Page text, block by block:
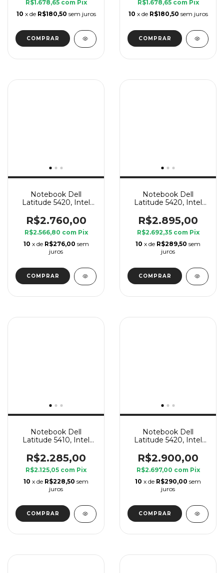
R$1.678,65 com Pix
10 x de R$180,50 sem juros
R$1.678,65 com Pix
10 x de R$180,50 sem juros
Notebook Dell
Latitude 5420, Intel
GB Ram, SSD 240 GB
R$2.760,00
R$2.566,80 com Pix
10 x de R$276,00 sem
juros
Notebook Dell
Latitude 5420, Intel
GB Ram, SSD 240 GB
R$2.895,00
R$2.692,35 com Pix
10 x de R$289,50 sem
juros
Notebook Dell
Latitude 5410, Intel
GB Ram, SSD 240 GB
R$2.285,00
R$2.125,05 com Pix
10 x de R$228,50 sem
juros
Notebook Dell
Latitude 5420, Intel
8 GB Ram, SSD 240
GB
R$2.900,00
R$2.697,00 com Pix
10 x de R$290,00 sem
juros